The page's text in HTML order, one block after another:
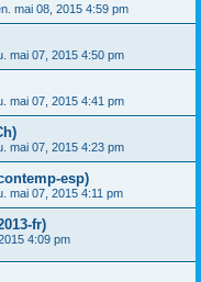
mai 08, 2015 4:59 pm
mai 07, 2015 4:50 pm
mai 07, 2015 4:41 pm
mai 07, 2015 4:23 pm
esp)
mai 07, 2015 4:11 pm
fr)
4:09 pm